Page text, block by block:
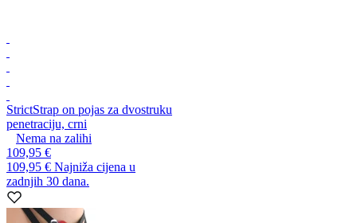
StrictStrap on pojas za dvostruku
penetraciju, crni
Nema na zalihi
109,95 €
109,95 € Najniža cijena u
zadnjih 30 dana.